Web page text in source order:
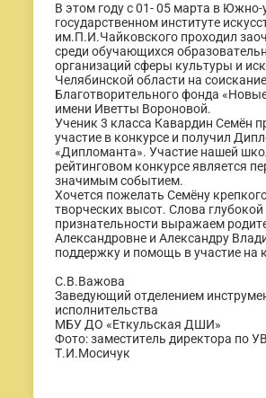
В этом году с 01- 05 марта в
государственном институте
им.П.И.Чайковского проходил
среди обучающихся
организаций сферы культуры и
Челябинской области на
Благотворительного фонда
имени Иветты Вороновой.
Ученик 3 класса Кавардин Семён
участие в конкурсе и получил
«Дипломанта». Участие нашей
рейтинговом конкурсе является
значимым событием.
Хочется пожелать Семёну
творческих высот. Слова глубокой
признательности выражаем
Александровне и Александру
поддержку и помощь в участие на
С.В.Важова
Заведующий отделением
исполнительства
МБУ ДО «Еткульская ДШИ»
Фото: заместитель директора по
Т.И.Мосичук